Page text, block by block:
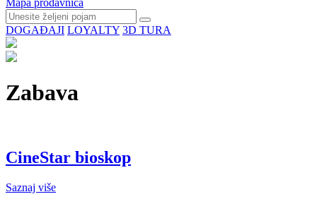
Mapa prodavnica
DOGAĐAJI LOYALTY 3D TURA
Zabava
CineStar bioskop
Saznaj više